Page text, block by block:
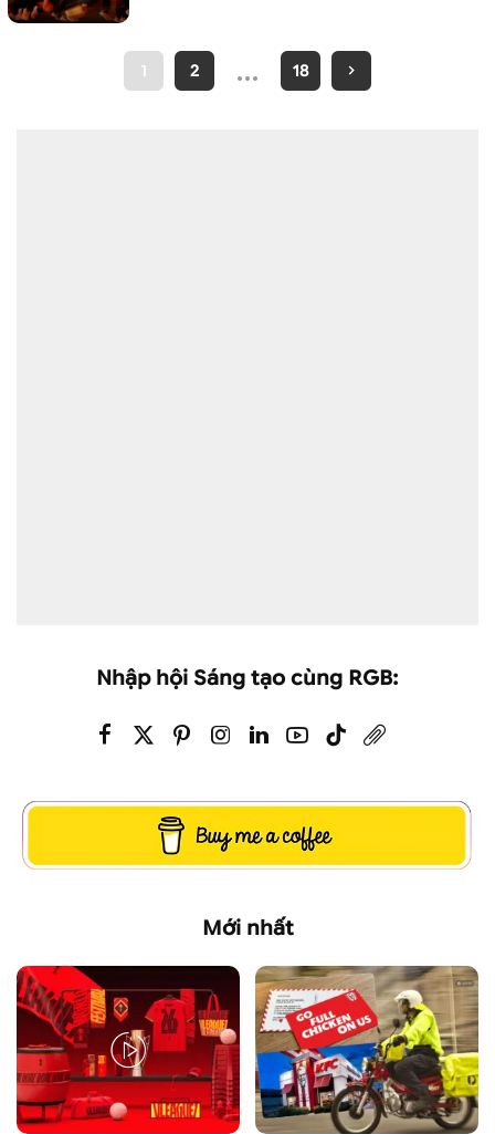
1 2 … 18
Nhập hội Sáng tạo cùng RGB:
Mới nhất